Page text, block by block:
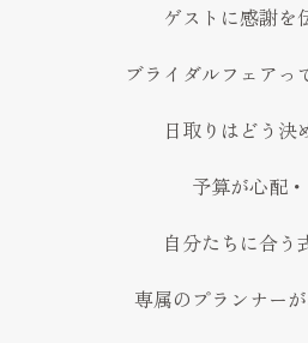
ゲストに感謝を
ブライダルフェアっ
日取りはどう決
予算が心配・
自分たちに合う
専属のプランナー